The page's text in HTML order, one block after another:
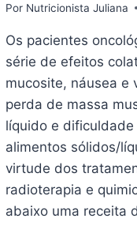
Por Nutricionista Juliana
Os pacientes
série de efeitos
mucosite, náusea e
perda de massa
líquido e
alimentos sólidos/
virtude dos
radioterapia e
abaixo uma receita